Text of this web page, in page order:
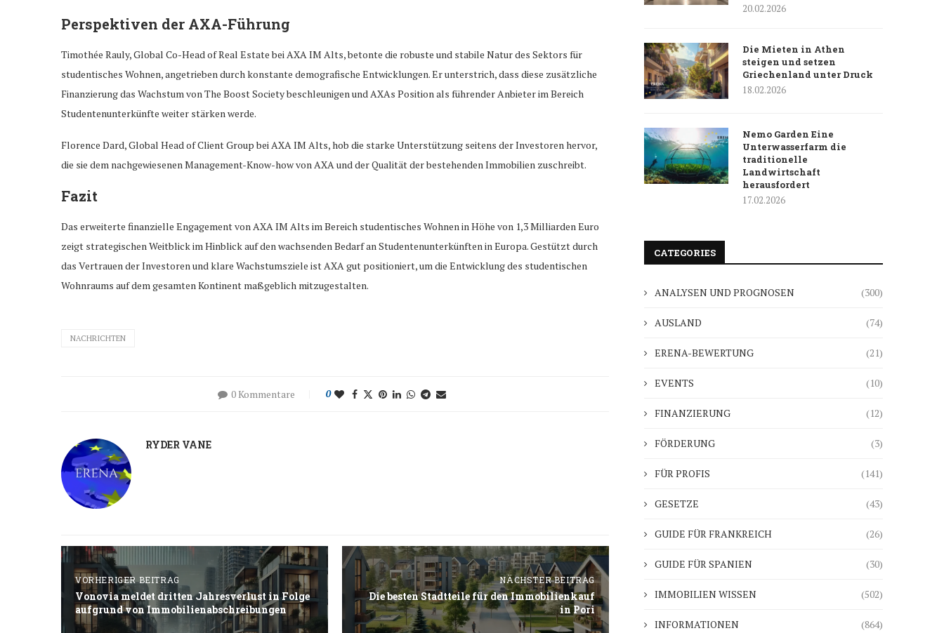
Perspektiven der AXA-Führung
Timothée Rauly, Global Co-Head of Real Estate bei AXA IM Alts, betonte die robuste und stabile Natur des Sektors für
studentisches Wohnen, angetrieben durch konstante demografische Entwicklungen. Er unterstrich, dass diese zusätzliche
Finanzierung das Wachstum von The Boost Society beschleunigen und AXAs Position als führender Anbieter im Bereich
Studentenunterkünfte weiter stärken werde.
Florence Dard, Global Head of Client Group bei AXA IM Alts, hob die starke Unterstützung seitens der Investoren hervor,
die sie dem nachgewiesenen Management-Know-how von AXA und der Qualität der bestehenden Immobilien zuschreibt.
Fazit
Das erweiterte finanzielle Engagement von AXA IM Alts im Bereich studentisches Wohnen in Höhe von 1,3 Milliarden Euro
zeigt strategischen Weitblick im Hinblick auf den wachsenden Bedarf an Studentenunterkünften in Europa. Gestützt durch
das Vertrauen der Investoren und klare Wachstumsziele ist AXA gut positioniert, um die Entwicklung des studentischen
Wohnraums auf dem gesamten Kontinent maßgeblich mitzugestalten.
NACHRICHTEN
0 Kommentare 0
RYDER VANE
VORHERIGER BEITRAG
Vonovia meldet dritten Jahresverlust in Folge
aufgrund von Immobilienabschreibungen
NÄCHSTER BEITRAG
Die besten Stadtteile für den Immobilienkauf
in Pori
20.02.2026
Die Mieten in Athen
steigen und setzen
Griechenland unter Druck
18.02.2026
Nemo Garden Eine
Unterwasserfarm die
traditionelle
Landwirtschaft
herausfordert
17.02.2026
CATEGORIES
ANALYSEN UND PROGNOSEN (300)
AUSLAND (74)
ERENA-BEWERTUNG (21)
EVENTS (10)
FINANZIERUNG (12)
FÖRDERUNG (3)
FÜR PROFIS (141)
GESETZE (43)
GUIDE FÜR FRANKREICH (26)
GUIDE FÜR SPANIEN (30)
IMMOBILIEN WISSEN (502)
INFORMATIONEN (864)